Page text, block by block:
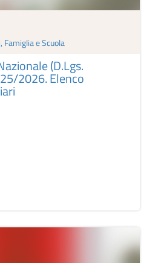
Famiglia e Scuola
(D.Lgs.
2026. Elenco